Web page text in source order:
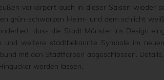
verkörpert auch in dieser Saison wieder
grün-schwarzen Heim- und dem schlicht
dass die Stadt Münster ins Design
und weitere stadtbekannte Symbole im
mit den Stadtfarben abgeschlossen.
werden lassen.